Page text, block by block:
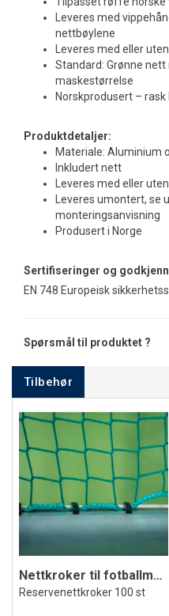
Leveres med
nettbøylene
Leveres med eller uten
Standard: Grønne
maskestørrelse
Norskprodusert –
Produktdetaljer:
Materiale: Aluminium
Inkludert nett
Leveres med eller uten
Leveres umontert,
monteringsanvisning
Produsert i Norge
Sertifiseringer og
EN 748 Europeisk
Spørsmål til produktet ?
Tilbehør
Nettkroker til fotballmål Klubben(100)
Reservenettkroker 100 st